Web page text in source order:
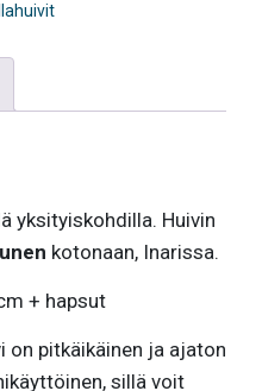
yksityiskohdilla. Huivin
kotonaan, Inarissa.
+ hapsut
on pitkäikäinen ja ajaton
sillä voit